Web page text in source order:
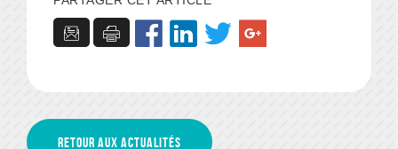
Retour aux actualités